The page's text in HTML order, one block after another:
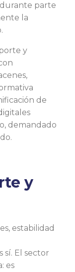
parte
la
y
de
demandado
y
estabilidad
sí. El sector
es